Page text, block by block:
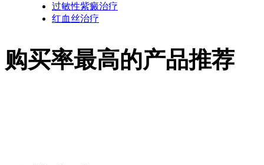
过敏性紫癜治疗
红血丝治疗
购买率最高的产品推荐